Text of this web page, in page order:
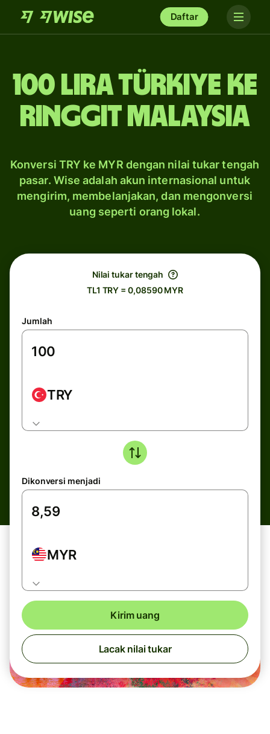
Daftar
100 lira Türkiye ke
ringgit Malaysia
Konversi TRY ke MYR dengan nilai tukar tengah
pasar. Wise adalah akun internasional untuk
mengirim, membelanjakan, dan mengonversi
uang seperti orang lokal.
Nilai tukar tengah
TL1 TRY = 0,08590 MYR
Jumlah
TRY
Dikonversi menjadi
MYR
Kirim uang
Lacak nilai tukar